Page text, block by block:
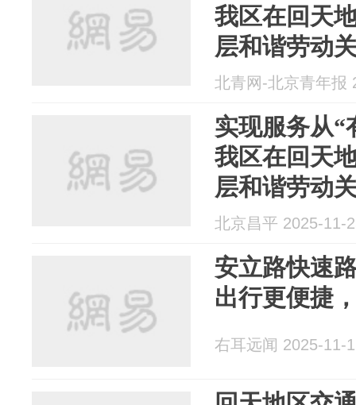
我区在回天
层和谐劳动
北青网-北京青年报
实现服务从“
我区在回天
层和谐劳动
北京昌平 2025-11-
安立路快速
出行更便捷
右耳远闻 2025-11-